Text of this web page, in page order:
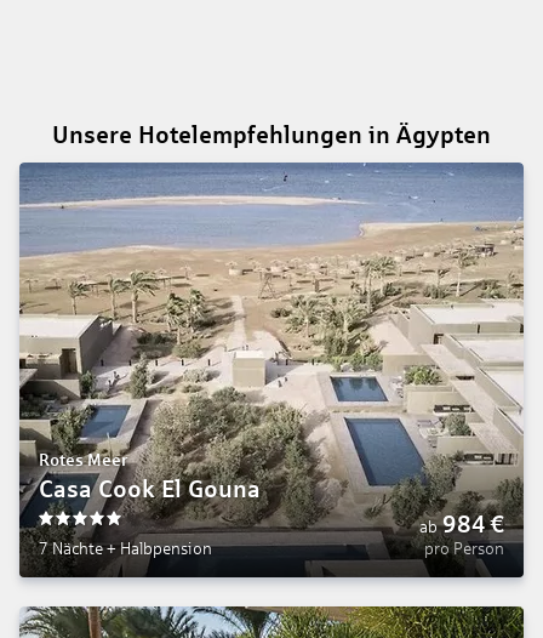
Unsere Hotelempfehlungen in Ägypten
Rotes Meer
Casa Cook El Gouna
5
7 Nächte+Halbpension
ab 984€
pro Person